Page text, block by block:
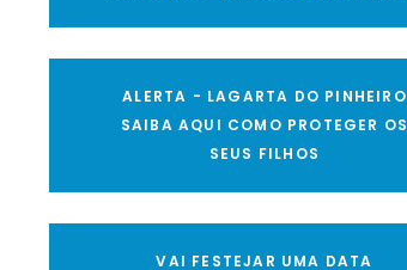
ALERTA - LAGARTA DO PINHEIRO
SAIBA AQUI COMO PROTEGER OS
SEUS FILHOS
VAI FESTEJAR UMA DATA